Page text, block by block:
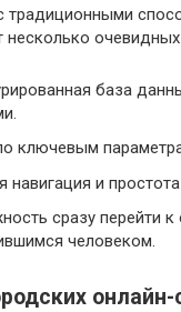
традиционными
несколько
база
ключевым
навигация и
сразу перейти
человеком.
онлайн-